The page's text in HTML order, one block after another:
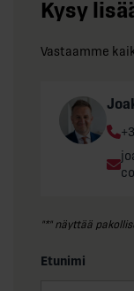
Kysy
Vastaamme
"*" näyttää
Etunimi